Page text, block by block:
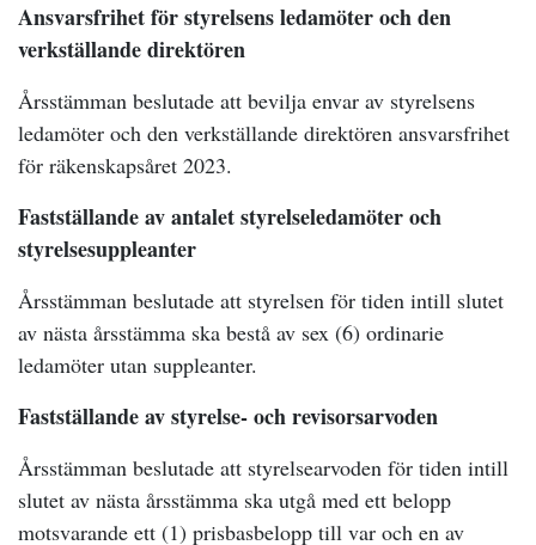
Ansvarsfrihet för styrelsens ledamöter och den
verkställande direktören
Årsstämman beslutade att bevilja envar av styrelsens
ledamöter och den verkställande direktören ansvarsfrihet
för räkenskapsåret 2023.
Fastställande av antalet styrelseledamöter och
styrelsesuppleanter
Årsstämman beslutade att styrelsen för tiden intill slutet
av nästa årsstämma ska bestå av sex (6) ordinarie
ledamöter utan suppleanter.
Fastställande av styrelse- och revisorsarvoden
Årsstämman beslutade att styrelsearvoden för tiden intill
slutet av nästa årsstämma ska utgå med ett belopp
motsvarande ett (1) prisbasbelopp till var och en av